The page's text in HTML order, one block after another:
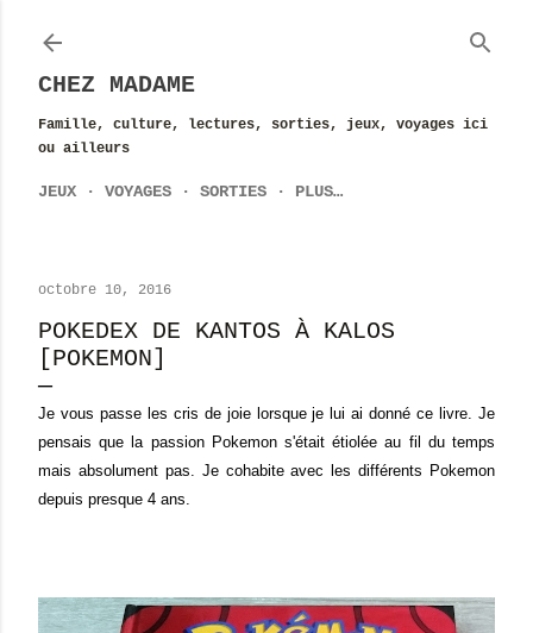
CHEZ MADAME
Famille, culture, lectures, sorties, jeux, voyages ici
ou ailleurs
JEUX VOYAGES SORTIES PLUS…
octobre 10, 2016
POKEDEX DE KANTOS À KALOS
[POKEMON]
Je vous passe les cris de joie lorsque je lui ai donné ce livre. Je
pensais que la passion Pokemon s'était étiolée au fil du temps
mais absolument pas. Je cohabite avec les différents Pokemon
depuis presque 4 ans.